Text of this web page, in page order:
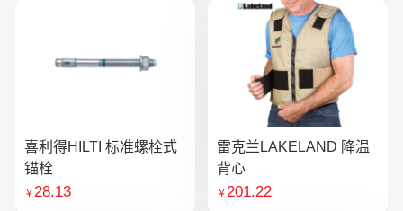
喜利得HILTI 标准螺栓式
锚栓
￥28.13
雷克兰LAKELAND 降温
背心
￥201.22